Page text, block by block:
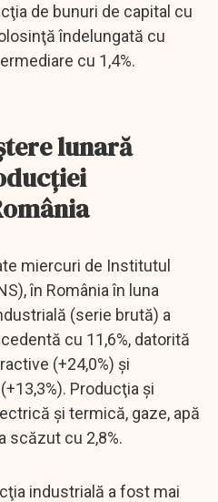
de bunuri de capital cu
îndelungată cu
cu 1,4%.
lunară
miercuri de Institutul
în România în luna
(serie brută) a
cu 11,6%, datorită
(+24,0%) şi
Producţia şi
şi termică, gaze, apă
scăzut cu 2,8%.
industrială a fost mai